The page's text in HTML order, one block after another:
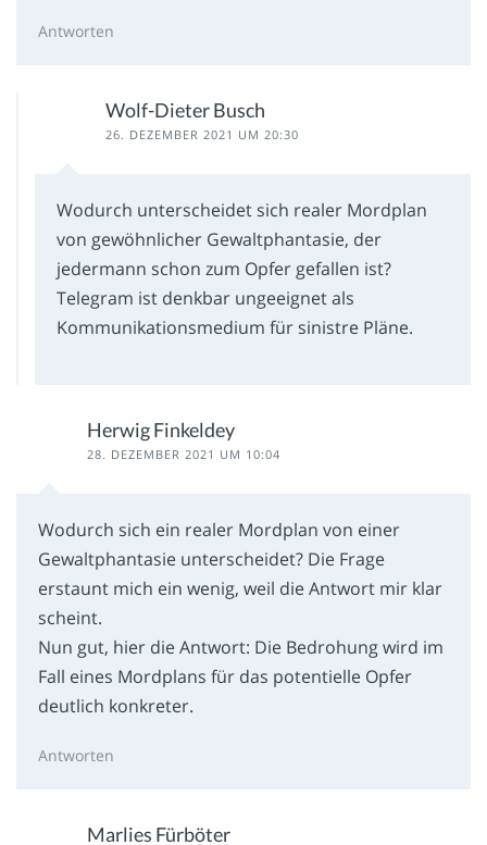
Antworten
Wolf-Dieter Busch
26. DEZEMBER 2021 UM 20:30
Wodurch unterscheidet sich realer Mordplan
von gewöhnlicher Gewaltphantasie, der
jedermann schon zum Opfer gefallen ist?
Telegram ist denkbar ungeeignet als
Kommunikationsmedium für sinistre Pläne.
Herwig Finkeldey
28. DEZEMBER 2021 UM 10:04
Wodurch sich ein realer Mordplan von einer
Gewaltphantasie unterscheidet? Die Frage
erstaunt mich ein wenig, weil die Antwort mir klar
scheint.
Nun gut, hier die Antwort: Die Bedrohung wird im
Fall eines Mordplans für das potentielle Opfer
deutlich konkreter.
Antworten
Marlies Fürböter